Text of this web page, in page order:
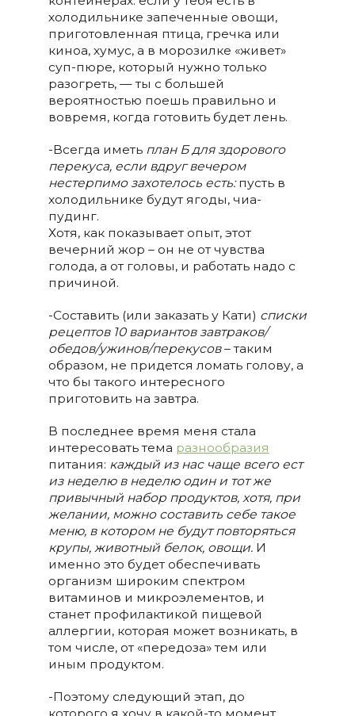
холодильнике запеченные овощи,
приготовленная птица, гречка или
киноа, хумус, а в морозилке «живет»
суп-пюре, который нужно только
разогреть, — ты с большей
вероятностью поешь правильно и
вовремя, когда готовить будет лень.
-Всегда иметь план Б для здорового
перекуса, если вдруг вечером
нестерпимо захотелось есть:пусть в
холодильнике будут ягоды, чиа-
пудинг.
Хотя, как показывает опыт, этот
вечерний жор – он не от чувства
голода, а от головы, и работать надо с
причиной.
-Составить (или заказать у Кати) списки
рецептов 10 вариантов завтраков/
обедов/ужинов/перекусов– таким
образом, не придется ломать голову, а
что бы такого интересного
приготовить на завтра.
В последнее время меня стала
интересовать тема разнообразия
питания: каждый из нас чаще всего ест
из неделю в неделю один и тот же
привычный набор продуктов, хотя, при
желании, можно составить себе такое
меню, в котором не будут повторяться
крупы, животный белок, овощи.И
именно это будет обеспечивать
организм широким спектром
витаминов и микроэлементов, и
станет профилактикой пищевой
аллергии, которая может возникать, в
том числе, от «передоза» тем или
иным продуктом.
-Поэтому следующий этап, до
которого я хочу в какой-то момент